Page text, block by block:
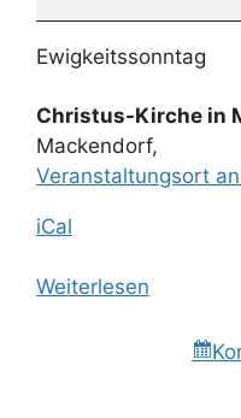
Ewigkeitssonntag
Christus-Kirche in
Mackendorf,
Veranstaltungsort
iCal
Weiterlesen